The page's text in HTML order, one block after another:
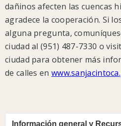
dañinos afecten las cuencas
agradece la cooperación. Si
alguna pregunta,
ciudad al (951) 487-7330 o
ciudad para obtener más
de calles en
prestando
atención
a
los
consejos
de
Información general y